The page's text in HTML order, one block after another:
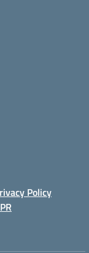
Policy